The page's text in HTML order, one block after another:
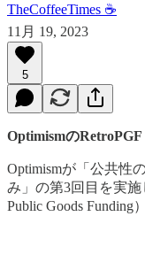
TheCoffeeTimes ☕
11月 19, 2023
5
OptimismのRetroPGF
Optimismが「公共性
み」の第3回目を実施
Public Goods Funding